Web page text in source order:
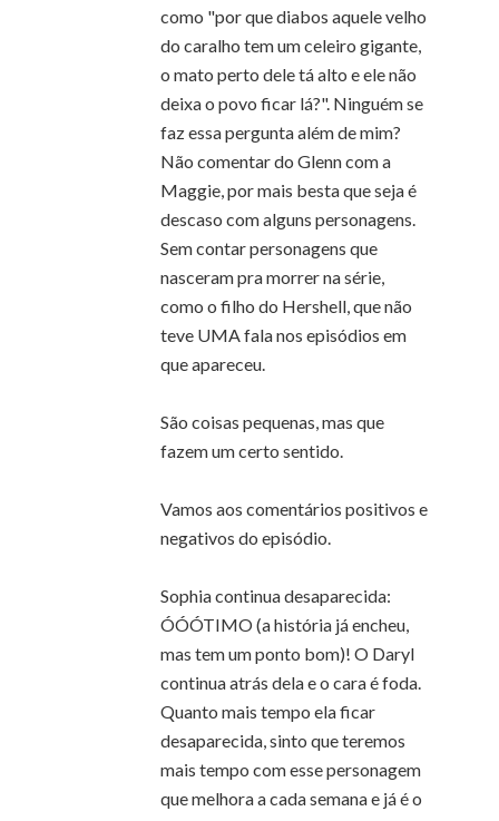
como "por que diabos aquele velho
do caralho tem um celeiro gigante,
o mato perto dele tá alto e ele não
deixa o povo ficar lá?". Ninguém se
faz essa pergunta além de mim?
Não comentar do Glenn com a
Maggie, por mais besta que seja é
descaso com alguns personagens.
Sem contar personagens que
nasceram pra morrer na série,
como o filho do Hershell, que não
teve UMA fala nos episódios em
que apareceu.
São coisas pequenas, mas que
fazem um certo sentido.
Vamos aos comentários positivos e
negativos do episódio.
Sophia continua desaparecida:
ÓÓÓTIMO (a história já encheu,
mas tem um ponto bom)! O Daryl
continua atrás dela e o cara é foda.
Quanto mais tempo ela ficar
desaparecida, sinto que teremos
mais tempo com esse personagem
que melhora a cada semana e já é o